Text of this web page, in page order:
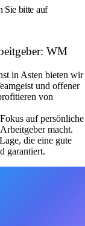
Sie bitte auf
WM
in Asten bieten wir
und offener
von
auf persönliche
macht.
die eine gute
garantiert.